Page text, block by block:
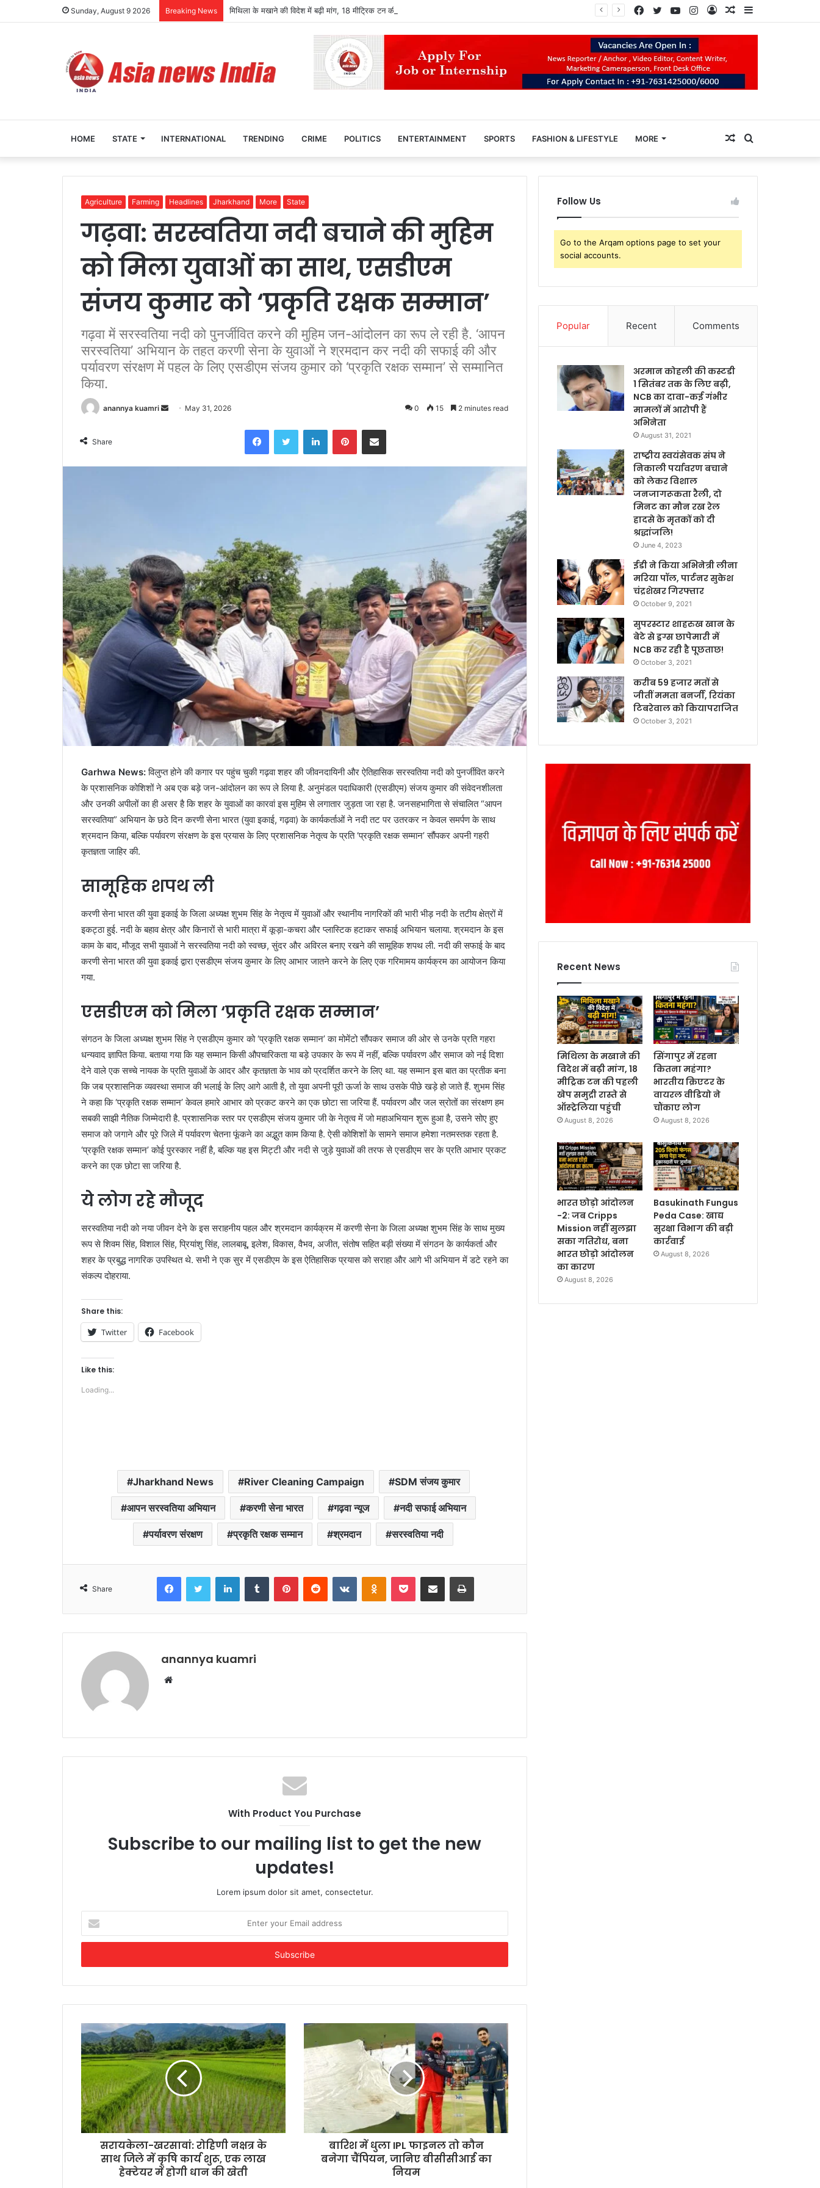
Sunday, August 9 2026 Breaking News मिथिला के मखाने की विदेश में बढ़ी मांग, 18 मीट्रिक टन की पहली खेप समुद्री रास्ते से ऑस्ट्रेलिया पहुंची Sidebar
Random
Log
Instagram
YouTube
Twitter
Facebook
HOME STATE INTERNATIONAL TRENDING CRIME POLITICS ENTERTAINMENT SPORTS FASHION & LIFESTYLE MORE Search
for
Random
Article
Agriculture Farming Headlines Jharkhand More State
गढ़वा: सरस्वतिया नदी बचाने की मुहिम
को मिला युवाओं का साथ, एसडीएम
संजय कुमार को ‘प्रकृति रक्षक सम्मान’
गढ़वा में सरस्वतिया नदी को पुनर्जीवित करने की मुहिम जन-आंदोलन का रूप ले रही है. ‘आपन
सरस्वतिया’ अभियान के तहत करणी सेना के युवाओं ने श्रमदान कर नदी की सफाई की और
पर्यावरण संरक्षण में पहल के लिए एसडीएम संजय कुमार को ‘प्रकृति रक्षक सम्मान’ से सम्मानित
किया.
anannya kuamri
Send May 31, 2026 0 15 2 minutes read
Share
FacebookTwitter LinkedInPinterestShare via Email
Garhwa News:विलुप्त होने की कगार पर पहुंच चुकी गढ़वा शहर की जीवनदायिनी और ऐतिहासिक सरस्वतिया नदी को पुनर्जीवित करने
के प्रशासनिक कोशिशों ने अब एक बड़े जन-आंदोलन का रूप ले लिया है. अनुमंडल पदाधिकारी (एसडीएम) संजय कुमार की संवेदनशीलता
और उनकी अपीलों का ही असर है कि शहर के युवाओं का कारवां इस मुहिम से लगातार जुड़ता जा रहा है. जनसहभागिता से संचालित “आपन
सरस्वतिया” अभियान के छठे दिन करणी सेना भारत (युवा इकाई, गढ़वा) के कार्यकर्ताओं ने नदी तट पर उतरकर न केवल समर्पण के साथ
श्रमदान किया, बल्कि पर्यावरण संरक्षण के इस प्रयास के लिए प्रशासनिक नेतृत्व के प्रति ‘प्रकृति रक्षक सम्मान’ सौंपकर अपनी गहरी
कृतज्ञता जाहिर की.
सामूहिक शपथ ली
करणी सेना भारत की युवा इकाई के जिला अध्यक्ष शुभम सिंह के नेतृत्व में युवाओं और स्थानीय नागरिकों की भारी भीड़ नदी के तटीय क्षेत्रों में
इकट्ठा हुई. नदी के बहाव क्षेत्र और किनारों से भारी मात्रा में कूड़ा-कचरा और प्लास्टिक हटाकर सफाई अभियान चलाया. श्रमदान के इस
काम के बाद, मौजूद सभी युवाओं ने सरस्वतिया नदी को स्वच्छ, सुंदर और अविरल बनाए रखने की सामूहिक शपथ ली. नदी की सफाई के बाद
करणी सेना भारत की युवा इकाई द्वारा एसडीएम संजय कुमार के लिए आभार जातने करने के लिए एक गरिमामय कार्यक्रम का आयोजन किया
गया.
एसडीएम को मिला ‘प्रकृति रक्षक सम्मान’
संगठन के जिला अध्यक्ष शुभम सिंह ने एसडीएम कुमार को ‘प्रकृति रक्षक सम्मान’ का मोमेंटो सौंपकर समाज की ओर से उनके प्रति गहरा
धन्यवाद ज्ञापित किया. बताया गया कि यह सम्मान किसी औपचारिकता या बड़े उपकार के रूप में नहीं, बल्कि पर्यावरण और समाज को नई दिशा
देने वाले एक सच्चे नायक के प्रति युवाओं के आदर और कृतज्ञता के भाव को प्रदर्शित करने के लिए था. यह सम्मान इस बात का प्रतीक बना
कि जब प्रशासनिक व्यवस्था समाज की भलाई के लिए आगे आती है, तो युवा अपनी पूरी ऊर्जा के साथ उसके पीछे खड़े हो जाते हैं. शुभम सिंह
ने कहा कि ‘प्रकृति रक्षक सम्मान’ केवल हमारे आभार को प्रकट करने का एक छोटा सा जरिया हैं. पर्यावरण और जल स्रोतों का संरक्षण हम
सबकी साझी नैतिक जिम्मेदारी है. प्रशासनिक स्तर पर एसडीएम संजय कुमार जी के नेतृत्व में जो महाअभियान शुरू हुआ है, उसने सोए हुए
समाज को जगाने और पूरे जिले में पर्यावरण चेतना फूंकने का अद्भुत काम किया है. ऐसी कोशिशों के सामने समाज हमेशा नतमस्तक रहता है.
‘प्रकृति रक्षक सम्मान’ कोई पुरस्कार नहीं है, बल्कि यह इस मिट्टी और नदी से जुड़े युवाओं की तरफ से एसडीएम सर के प्रति आभार प्रकट
करने का एक छोटा सा जरिया है.
ये लोग रहे मौजूद
सरस्वतिया नदी को नया जीवन देने के इस सराहनीय पहल और श्रमदान कार्यक्रम में करणी सेना के जिला अध्यक्ष शुभम सिंह के साथ मुख्य
रूप से शिवम सिंह, विशाल सिंह, प्रियांशु सिंह, लालबाबू, इलेश, विकास, वैभव, अजीत, संतोष सहित बड़ी संख्या में संगठन के कार्यकर्ता और
शहर के प्रबुद्ध नागरिक उपस्थित थे. सभी ने एक सुर में एसडीएम के इस ऐतिहासिक प्रयास को सराहा और आगे भी अभियान में डटे रहने का
संकल्प दोहराया.
Share this:
Twitter Facebook
Like this:
Loading...
Jharkhand News River Cleaning Campaign SDM संजय कुमार
आपन सरस्वतिया अभियान करणी सेना भारत गढ़वा न्यूज नदी सफाई अभियान
पर्यावरण संरक्षण प्रकृति रक्षक सम्मान श्रमदान सरस्वतिया नदी
Share
FacebookTwitter LinkedInTumblr PinterestReddit VKontakteOdnoklassniki
Pocket Share via Email Print
anannya kuamri
Website
With Product You Purchase
Subscribe to our mailing list to get the new
updates!
Lorem ipsum dolor sit amet, consectetur.
your
Email
सरायकेला-खरसावां: रोहिणी नक्षत्र के
साथ जिले में कृषि कार्य शुरू, एक लाख
हेक्टेयर में होगी धान की खेती
बारिश में धुला IPL फाइनल तो कौन
बनेगा चैंपियन, जानिए बीसीसीआई का
नियम
Follow Us
Go to the Arqam options page to set your
social accounts.
Popular Recent Comments
अरमान कोहली की कस्टडी
1 सितंबर तक के लिए बढ़ी,
NCB का दावा-कई गंभीर
मामलों में आरोपी हैं
अभिनेता
August 31, 2021
राष्ट्रीय स्वयंसेवक संघ ने
निकाली पर्यावरण बचाने
को लेकर विशाल
जनजागरूकता रैली, दो
मिनट का मौन रख रेल
हादसे के मृतकों को दी
श्रद्धांजलि!
June 4, 2023
ईडी ने किया अभिनेत्री लीना
मरिया पॉल, पार्टनर सुकेश
चंद्रशेखर गिरफ्तार
October 9, 2021
सुपरस्टार शाहरुख खान के
बेटे से ड्रग्स छापेमारी में
NCB कर रही है पूछताछ!
October 3, 2021
करीब 59 हजार मतों से
जीतीं ममता बनर्जी, रियंका
टिबरेवाल को कियापराजित
October 3, 2021
Recent News
मिथिला के मखाने की
विदेश में बढ़ी मांग, 18
मीट्रिक टन की पहली
खेप समुद्री रास्ते से
ऑस्ट्रेलिया पहुंची
August 8, 2026
सिंगापुर में रहना
कितना महंगा?
भारतीय क्रिएटर के
वायरल वीडियो ने
चौंकाए लोग
August 8, 2026
भारत छोड़ो आंदोलन
-2: जब Cripps
Mission नहीं सुलझा
सका गतिरोध, बना
भारत छोड़ो आंदोलन
का कारण
August 8, 2026
Basukinath Fungus
Peda Case: खाद्य
सुरक्षा विभाग की बड़ी
कार्रवाई
August 8, 2026